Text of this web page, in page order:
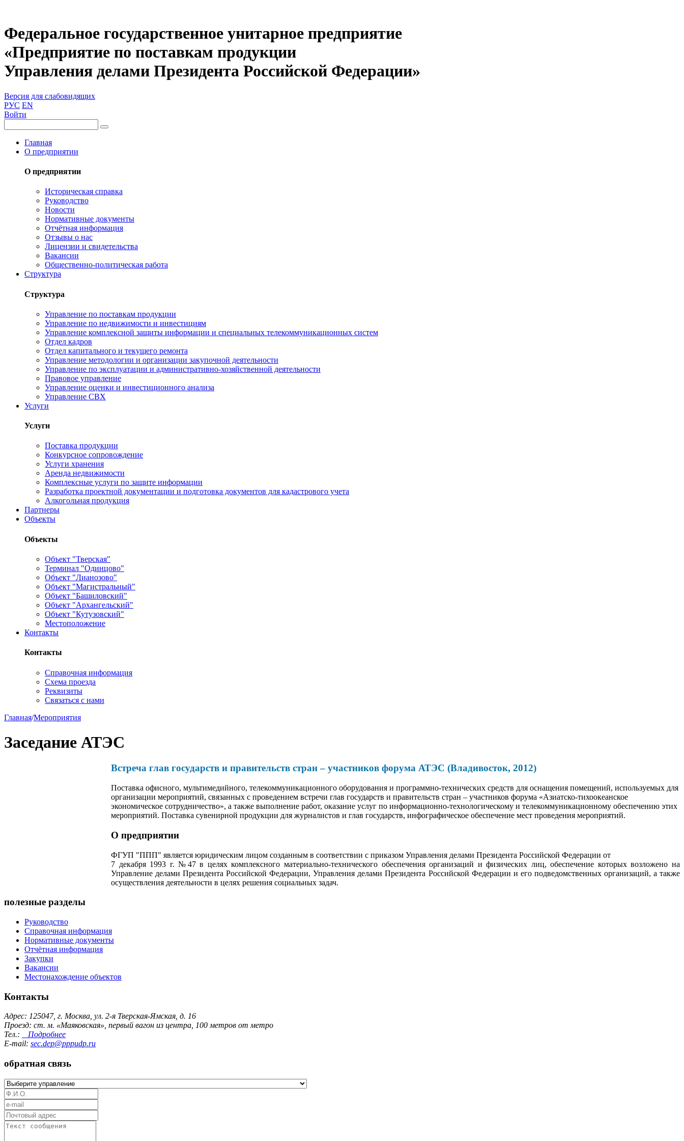
Федеральное государственное унитарное предприятие
«Предприятие по поставкам продукции
Управления делами Президента Российской Федерации»
Версия для слабовидящих
РУС EN
Войти
Главная
О предприятии
О предприятии
Историческая справка
Руководство
Новости
Нормативные документы
Отчётная информация
Отзывы о нас
Лицензии и свидетельства
Вакансии
Общественно-политическая работа
Структура
Структура
Управление по поставкам продукции
Управление по недвижимости и инвестициям
Управление комплексной защиты информации и специальных телекоммуникационных систем
Отдел кадров
Отдел капитального и текущего ремонта
Управление методологии и организации закупочной деятельности
Управление по эксплуатации и административно-хозяйственной деятельности
Правовое управление
Управление оценки и инвестиционного анализа
Управление СВХ
Услуги
Услуги
Поставка продукции
Конкурсное сопровождение
Услуги хранения
Аренда недвижимости
Комплексные услуги по защите информации
Разработка проектной документации и подготовка документов для кадастрового учета
Алкогольная продукция
Партнеры
Объекты
Объекты
Объект "Тверская"
Терминал "Одинцово"
Объект "Лианозово"
Объект "Магистральный"
Объект "Башиловский"
Объект "Архангельский"
Объект "Кутузовский"
Местоположение
Контакты
Контакты
Справочная информация
Схема проезда
Реквизиты
Связаться с нами
Главная/Мероприятия
Заседание АТЭС
Встреча глав государств и правительств стран – участников форума АТЭС (Владивосток, 2012)
Поставка офисного, мультимедийного, телекоммуникационного оборудования и программно-технических средств для оснащения помещений, используемых для
организации мероприятий, связанных с проведением встречи глав государств и правительств стран – участников форума «Азиатско-тихоокеанское
экономическое сотрудничество», а также выполнение работ, оказание услуг по информационно-технологическому и телекоммуникационному обеспечению этих
мероприятий. Поставка сувенирной продукции для журналистов и глав государств, инфографическое обеспечение мест проведения мероприятий.
О предприятии
ФГУП "ППП" является юридическим лицом созданным в соответствии с приказом Управления делами Президента Российской Федерации от
7 декабря 1993 г. №47 в целях комплексного материально-технического обеспечения организаций и физических лиц, обеспечение которых возложено на
Управление делами Президента Российской Федерации, Управления делами Президента Российской Федерации и его подведомственных организаций, а также
осуществления деятельности в целях решения социальных задач.
полезные разделы
Руководство
Справочная информация
Нормативные документы
Отчётная информация
Закупки
Вакансии
Местонахождение объектов
Контакты
Адрес: 125047, г. Москва, ул. 2-я Тверская-Ямская, д. 16
Проезд: ст. м. «Маяковская», первый вагон из центра, 100 метров от метро
Тел.:
Подробнее
E-mail: sec.dep@pppudp.ru
обратная связь